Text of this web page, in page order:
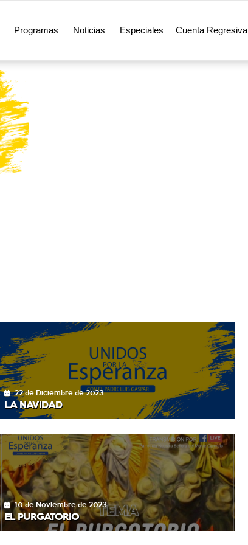
Programas Noticias Especiales Cuenta Regresiva
22 de Diciembre de 2023
LA NAVIDAD
10 de Noviembre de 2023
EL PURGATORIO